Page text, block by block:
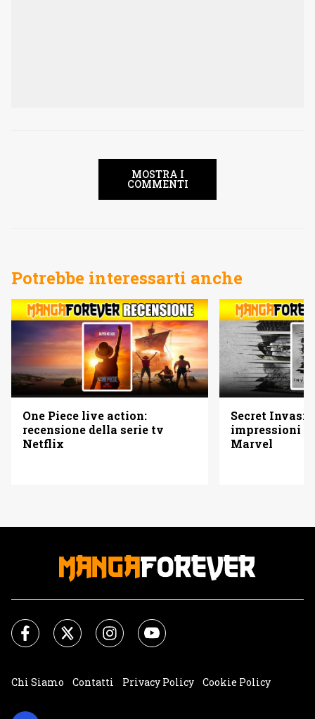
MOSTRA I
COMMENTI
Potrebbe interessarti anche
One Piece live action:
recensione della serie tv
Netflix
Secret
impressioni
Marvel
Chi Siamo Contatti Privacy Policy
Cookie Policy